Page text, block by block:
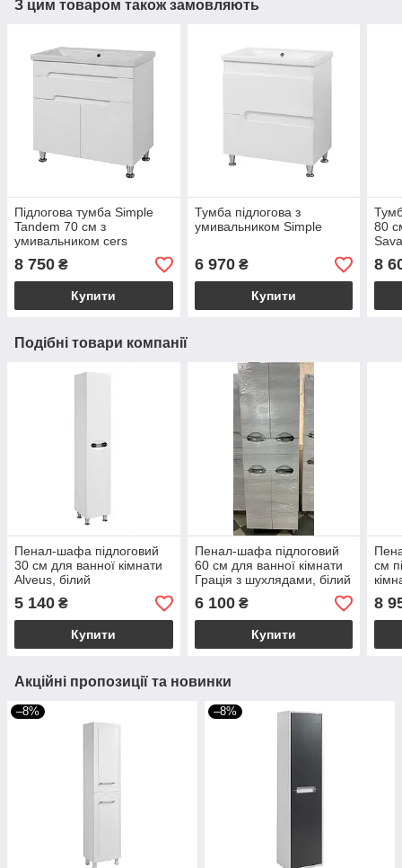
З цим товаром також замовляють
Підлогова тумба Simple
Tandem 70 см з
умивальником cers
8 750 ₴
Купити
Тумба підлогова з
умивальником Simple
6 970₴
Купити
80
8
Подібні товари компанії
Пенал-шафа підлоговий
30 см для ванної кімнати
Alveus, білий
5 140 ₴
Купити
Пенал-шафа підлоговий
60 см для ванної кімнати
Грація з шухлядами, білий
6 100₴
Купити
см
8
Акційні пропозиції та новинки
–8% –8%